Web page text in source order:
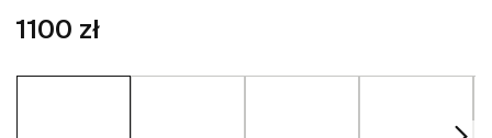
1100 zł